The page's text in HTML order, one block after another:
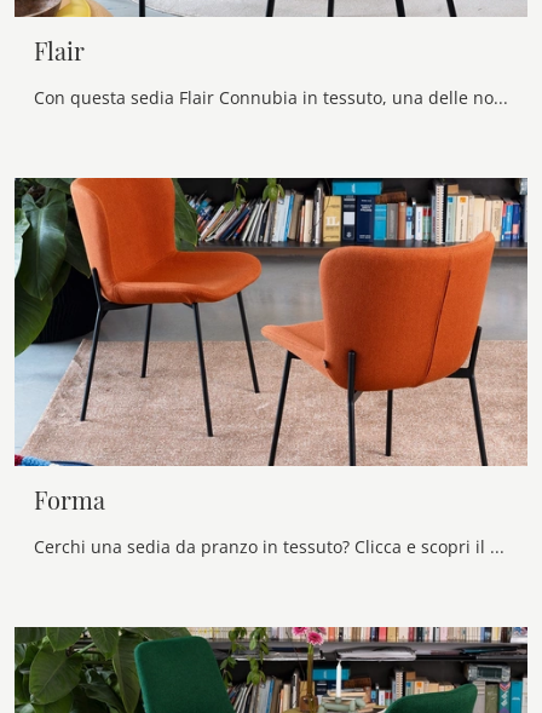
Flair
Con questa sedia Flair Connubia in tessuto, una delle nostre sedute fisse moderne, potrai completare i tuoi locali.
Forma
Cerchi una sedia da pranzo in tessuto? Clicca e scopri il modello Forma di Connubia per completare i tuoi spazi perfettamente.